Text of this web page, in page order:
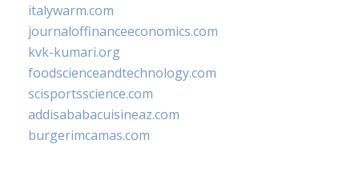
italywarm.com
journaloffinanceeconomics.com
kvk-kumari.org
foodscienceandtechnology.com
scisportsscience.com
addisababacuisineaz.com
burgerimcamas.com